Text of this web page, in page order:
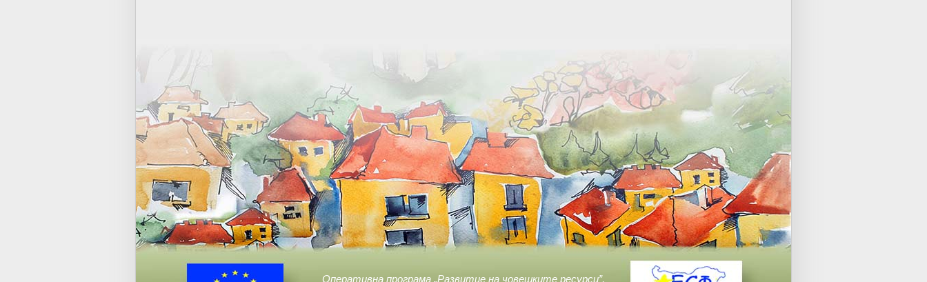
Оперативна програма „Развитие на човешките ресурси”,